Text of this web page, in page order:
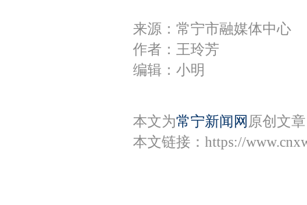
来源：常宁市融媒体中心
作者：王玲芳
编辑：小明
本文为常宁新闻网 原创文
本文链接： https://